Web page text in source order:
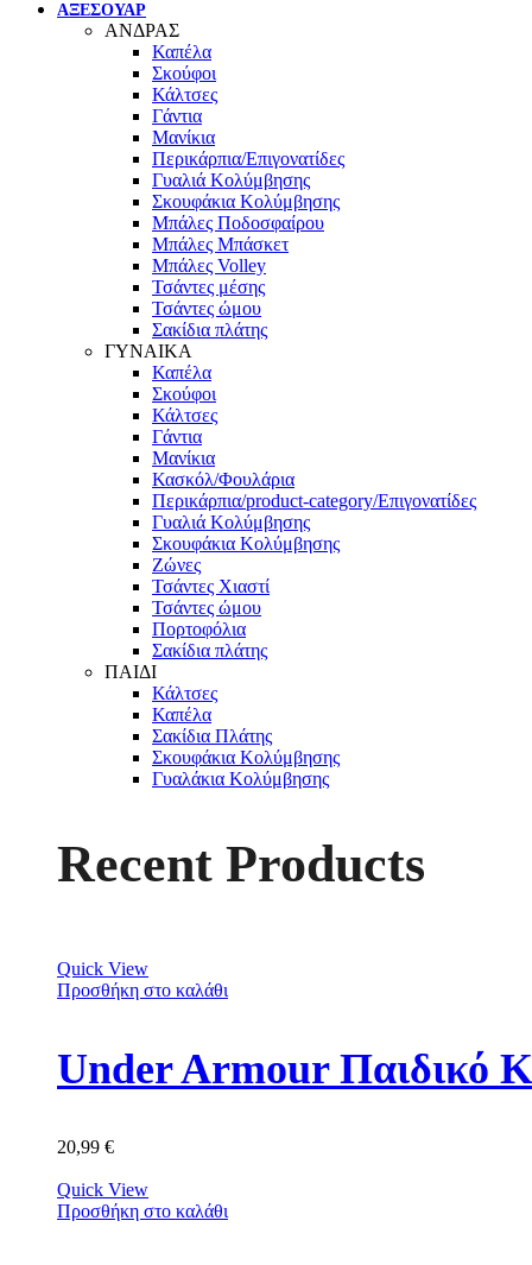
ΑΞΕΣΟΥΑΡ
ΑΝΔΡΑΣ
Καπέλα
Σκούφοι
Κάλτσες
Γάντια
Μανίκια
Περικάρπια/Επιγονατίδες
Γυαλιά Κολύμβησης
Σκουφάκια Κολύμβησης
Μπάλες Ποδοσφαίρου
Μπάλες Μπάσκετ
Μπάλες Volley
Τσάντες μέσης
Τσάντες ώμου
Σακίδια πλάτης
ΓΥΝΑΙΚΑ
Καπέλα
Σκούφοι
Κάλτσες
Γάντια
Μανίκια
Κασκόλ/Φουλάρια
Περικάρπια/product-category/Επιγονατίδες
Γυαλιά Κολύμβησης
Σκουφάκια Κολύμβησης
Ζώνες
Τσάντες Χιαστί
Τσάντες ώμου
Πορτοφόλια
Σακίδια πλάτης
ΠΑΙΔΙ
Κάλτσες
Καπέλα
Σακίδια Πλάτης
Σκουφάκια Κολύμβησης
Γυαλάκια Κολύμβησης
Recent Products
Quick View
Προσθήκη στο καλάθι
Under Armour Παιδικό
20,99 €
Quick View
Προσθήκη στο καλάθι